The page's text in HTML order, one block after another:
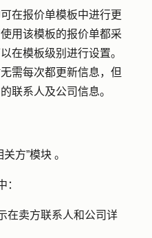
在报价单模板中进行更
用该模板的报价单都采
在模板级别进行设置。
需每次都更新信息，但
联系人及公司信息。
关方”模块 。
：
在卖方联系人和公司详